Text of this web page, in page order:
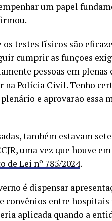
um papel
testes físicos são
cumprir as funções
pessoas em
na Polícia Civil. Tenho
e aprovarão essa
também estavam
uma vez que houve
de Lei nº 785/2024.
é dispensar
convênios entre
aplicada quando a